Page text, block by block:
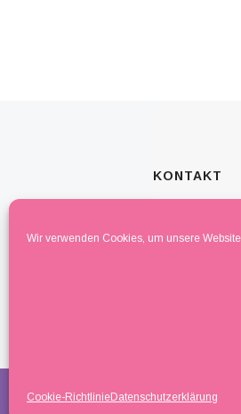
Wir verwenden Cookies, um unsere
Cookie-RichtlinieDatenschutzerklärung
KONTAKT
F: 01577 -
Astra Beauty